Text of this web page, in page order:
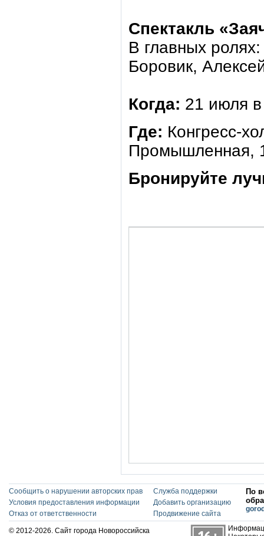
Спектакль
В главных
Боровик,
Когда: 21 июля
Где: Конгресс-
Промышленная,
Бронируйте
Сообщить о нарушении авторских прав
Условия предоставления информации
Отказ от ответственности
Служба поддержки
Добавить организацию
Продвижение сайта
По
© 2012-2026. Сайт города Новороссийска